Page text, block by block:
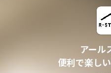
アール
便利で楽し